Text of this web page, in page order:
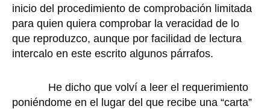
inicio del procedimiento de comprobación limitada
para quien quiera comprobar la veracidad de lo
que reproduzco, aunque por facilidad de lectura
intercalo en este escrito algunos párrafos.
He dicho que volví a leer el requerimiento
poniéndome en el lugar del que recibe una “carta”